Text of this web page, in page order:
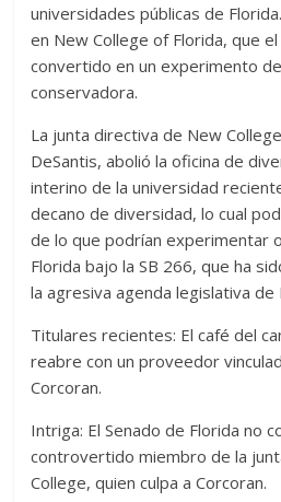
universidades públicas de
en New College of Florida, que
convertido en un experimento
conservadora.
La junta directiva de New
DeSantis, abolió la oficina de
interino de la universidad
decano de diversidad, lo cual
de lo que podrían experimentar
Florida bajo la SB 266, que ha
la agresiva agenda legislativa de
Titulares recientes: El café del
reabre con un proveedor
Corcoran.
Intriga: El Senado de Florida no
controvertido miembro de la
College, quien culpa a Corcoran.